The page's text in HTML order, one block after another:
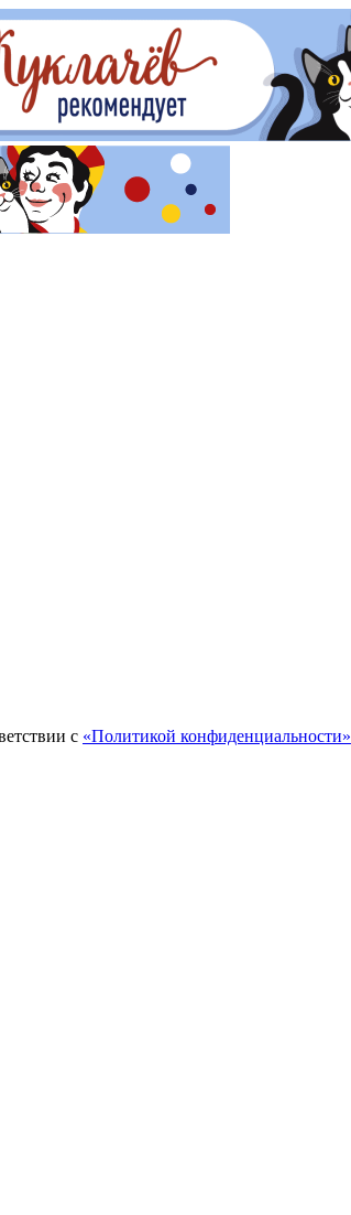
с «Политикой конфиденциальности»